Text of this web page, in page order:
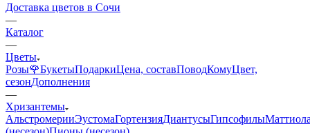
Доставка цветов в Сочи
—
Каталог
—
Цветы
Розы🌹БукетыПодаркиЦена, составПоводКомуЦвет,
сезонДополнения
—
Хризантемы
АльстромерииЭустомаГортензияДиантусыГипсофилы